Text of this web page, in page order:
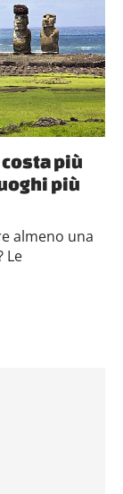
più
più
almeno una
Le